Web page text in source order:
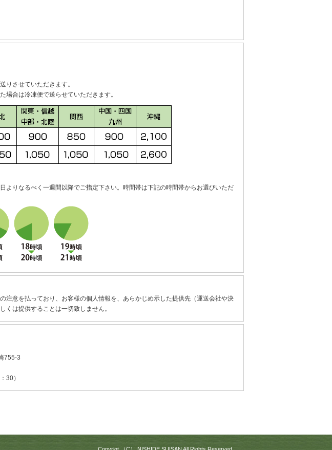
りさせていただきます。
場合は冷凍便で送らせていただきます。
よりなるべく一週間以降でご指定下さい。時間帯は下記の時間帯からお選びいただ
注意を払っており、お客様の個人情報を、あらかじめ示した提供先（運送会社や決
くは提供することは一切致しません。
755-3
30）